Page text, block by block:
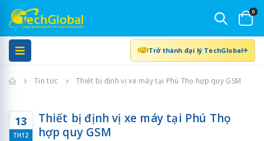
0
Trở thành đại lý TechGlobal
Trang chủ
Tin tức Thiết bị định vị xe máy tại Phú Thọ hợp quy GSM
13
TH12
Thiết bị định vị xe máy tại Phú Thọ
hợp quy GSM